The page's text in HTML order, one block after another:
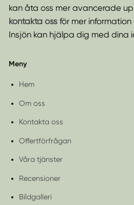
kan åta oss mer avancerade
kontakta ossför mer information
Insjön kan hjälpa dig med dina
Meny
Hem
Om oss
Kontakta oss
Offertförfrågan
Våra tjänster
Recensioner
Bildgalleri